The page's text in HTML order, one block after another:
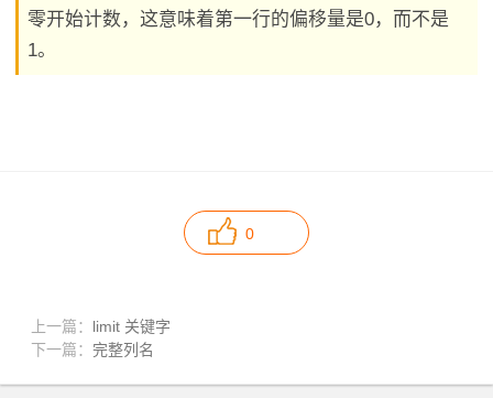
零开始计数，这意味着第一行的偏移量是0，而不是
1。
0
上一篇： limit 关键字
下一篇： 完整列名